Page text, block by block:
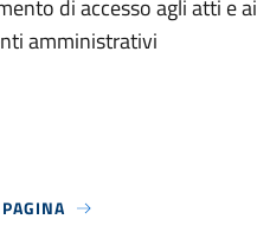
di accesso agli atti e ai
amministrativi